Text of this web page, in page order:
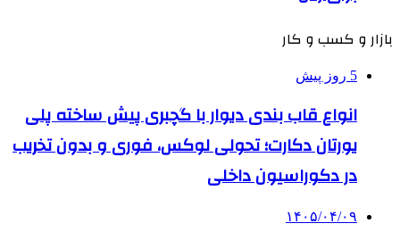
بازار و کسب و کار
5 روز پیش
انواع قاب بندی دیوار با گچبری پیش ساخته پلی
یورتان دکارت؛ تحولی لوکس، فوری و بدون تخریب
در دکوراسیون داخلی
۱۴۰۵/۰۴/۰۹